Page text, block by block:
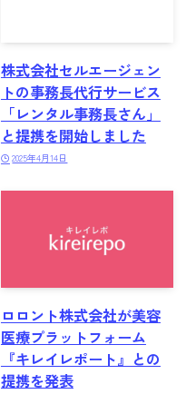
株式会社セルエージェン
トの事務長代行サービス
「レンタル事務長さん」
と提携を開始しました
2025年4月14日
ロロント株式会社が美容
医療プラットフォーム
『キレイレポート』との
提携を発表